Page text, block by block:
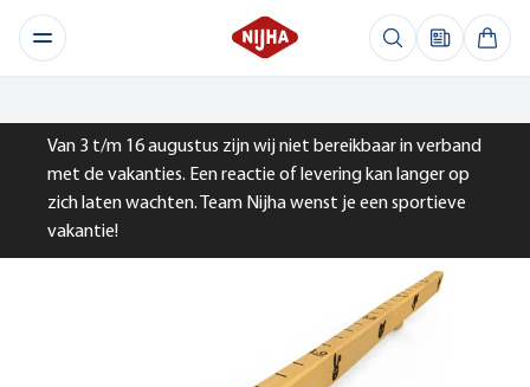
Van 3 t/m 16 augustus zijn wij niet bereikbaar in verband
met de vakanties. Een reactie of levering kan langer op
zich laten wachten. Team Nijha wenst je een sportieve
vakantie!